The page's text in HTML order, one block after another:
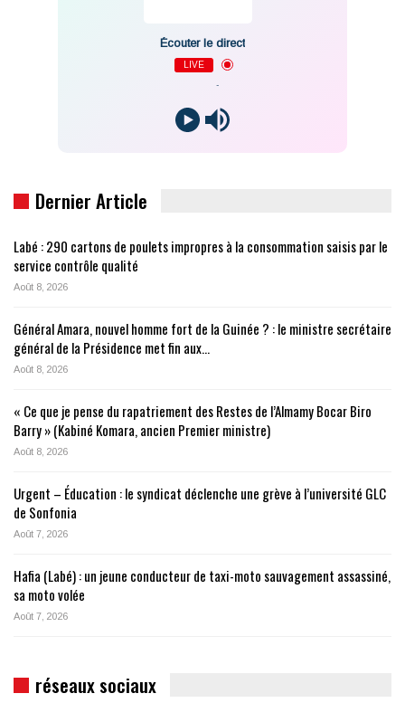
Écouter le direct
LIVE
Dernier Article
Labé : 290 cartons de poulets impropres à la consommation saisis par le
service contrôle qualité
Août 8, 2026
Général Amara, nouvel homme fort de la Guinée ? : le ministre secrétaire
général de la Présidence met fin aux…
Août 8, 2026
« Ce que je pense du rapatriement des Restes de l’Almamy Bocar Biro
Barry » (Kabiné Komara, ancien Premier ministre)
Août 8, 2026
Urgent – Éducation : le syndicat déclenche une grève à l’université GLC
de Sonfonia
Août 7, 2026
Hafia (Labé) : un jeune conducteur de taxi-moto sauvagement assassiné,
sa moto volée
Août 7, 2026
réseaux sociaux